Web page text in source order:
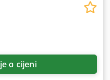
o cijeni